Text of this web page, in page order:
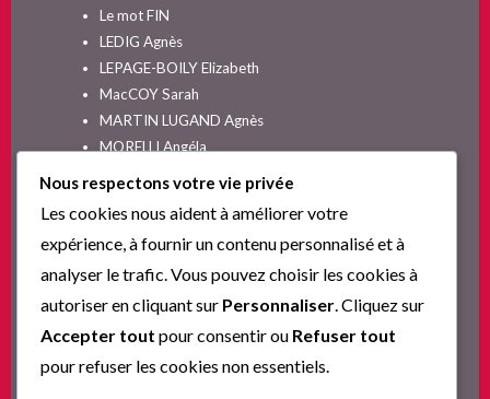
Le mot FIN
LEDIG Agnès
LEPAGE-BOILY Elizabeth
MacCOY Sarah
MARTIN LUGAND Agnès
MORELLI Angéla
MOYES Jojo
Non classé
PINGUILLY Yves
RIVA Alex
SESKIS Tina
SOLNON Jean-François
SPARKS Nicholas
Nous respectons votre vie privée
Les cookies nous aident à améliorer votre
expérience, à fournir un contenu personnalisé et à
analyser le trafic. Vous pouvez choisir les cookies à
autoriser en cliquant sur Personnaliser . Cliquez sur
Accepter tout pour consentir ou Refuser tout
pour refuser les cookies non essentiels.